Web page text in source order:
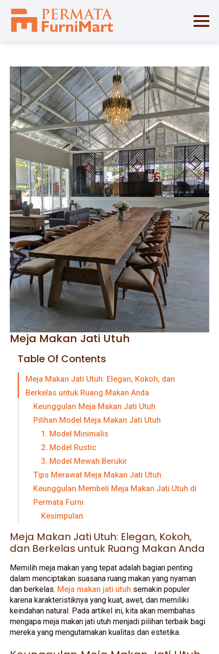
Meja Makan Jati Utuh
Table Of Contents
Meja Makan Jati Utuh: Elegan, Kokoh, dan
Berkelas untuk Ruang Makan Anda
Keunggulan Meja Makan Jati Utuh
Pilihan Model Meja Makan Jati Utuh
1. Model Minimalis
2. Model Rustic
3. Model Mewah Berukir
Tips Merawat Meja Makan Jati Utuh
Keunggulan Membeli Meja Makan Jati Utuh di
Permata Furni
Kesimpulan
Meja Makan Jati Utuh: Elegan, Kokoh,
dan Berkelas untuk Ruang Makan Anda
Memilih meja makan yang tepat adalah bagian penting
dalam menciptakan suasana ruang makan yang nyaman
dan berkelas. Meja makan jati utuh semakin populer
karena karakteristiknya yang kuat, awet, dan memiliki
keindahan natural. Pada artikel ini, kita akan membahas
mengapa meja makan jati utuh menjadi pilihan terbaik bagi
mereka yang mengutamakan kualitas dan estetika.